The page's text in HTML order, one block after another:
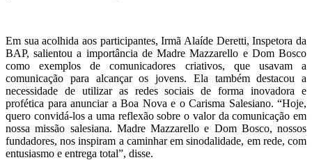
Em sua acolhida aos participantes, Irmã Alaíde Deretti, Inspetora da
BAP, salientou a importância de Madre Mazzarello e Dom Bosco
como exemplos de comunicadores criativos, que usavam a
comunicação para alcançar os jovens. Ela também destacou a
necessidade de utilizar as redes sociais de forma inovadora e
profética para anunciar a Boa Nova e o Carisma Salesiano. “Hoje,
quero convidá-los a uma reflexão sobre o valor da comunicação em
nossa missão salesiana. Madre Mazzarello e Dom Bosco, nossos
fundadores, nos inspiram a caminhar em sinodalidade, em rede, com
entusiasmo e entrega total”, disse.